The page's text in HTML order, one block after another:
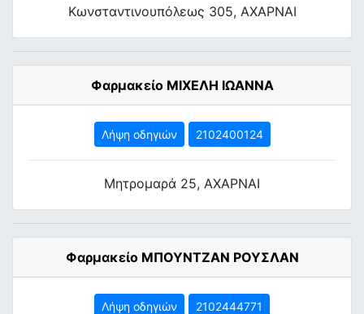
Κωνσταντινουπόλεως 305, ΑΧΑΡΝΑΙ
Φαρμακείο ΜΙΧΕΛΗ ΙΩΑΝΝΑ
Λήψη οδηγιών 2102400124
Μητρομαρά 25, ΑΧΑΡΝΑΙ
Φαρμακείο ΜΠΟΥΝΤΖΑΝ ΡΟΥΣΛΑΝ
Λήψη οδηγιών 2102444771